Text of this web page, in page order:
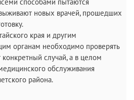
новых врачей, прошедших
края и другим
органам необходимо проверять
конкретный случай, а в целом
обслуживания
района.